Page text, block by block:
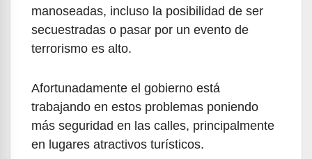
manoseadas, incluso la posibilidad de ser
secuestradas o pasar por un evento de
terrorismo es alto.
Afortunadamente el gobierno está
trabajando en estos problemas poniendo
más seguridad en las calles, principalmente
en lugares atractivos turísticos.